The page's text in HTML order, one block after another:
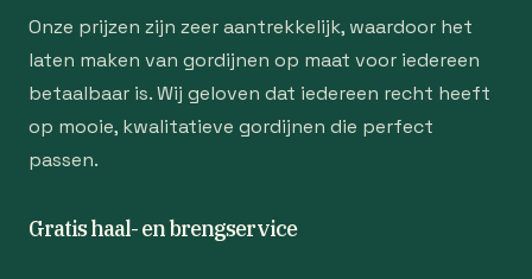
Onze prijzen zijn zeer aantrekkelijk, waardoor het
laten maken van gordijnen op maat voor iedereen
betaalbaar is. Wij geloven dat iedereen recht heeft
op mooie, kwalitatieve gordijnen die perfect
passen.
Gratis haal- en brengservice